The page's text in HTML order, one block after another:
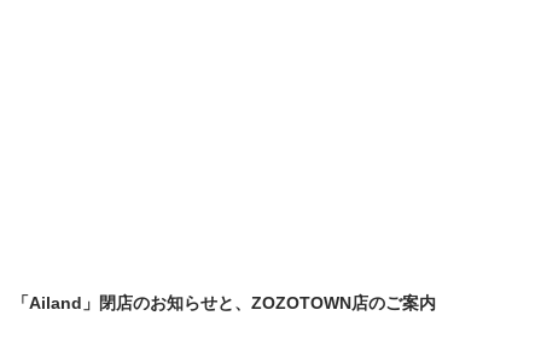
「Ailand」閉店のお知らせと、ZOZOTOWN店のご案内